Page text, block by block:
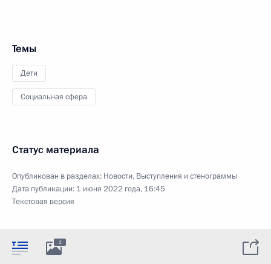
Темы
Дети
Социальная сфера
Статус материала
Опубликован в разделах: Новости, Выступления и стенограммы
Дата публикации: 1 июня 2022 года, 16:45
Текстовая версия
2